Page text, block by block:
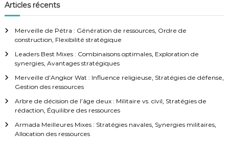
Articles récents
Merveille de Pétra : Génération de ressources, Ordre de
construction, Flexibilité stratégique
Leaders Best Mixes : Combinaisons optimales, Exploration de
synergies, Avantages stratégiques
Merveille d’Angkor Wat : Influence religieuse, Stratégies de défense,
Gestion des ressources
Arbre de décision de l’âge deux : Militaire vs. civil, Stratégies de
rédaction, Équilibre des ressources
Armada Meilleures Mixes : Stratégies navales, Synergies militaires,
Allocation des ressources